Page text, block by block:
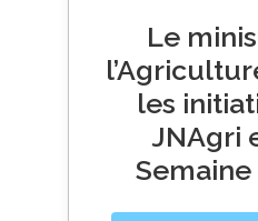
Le
les
JNAgri